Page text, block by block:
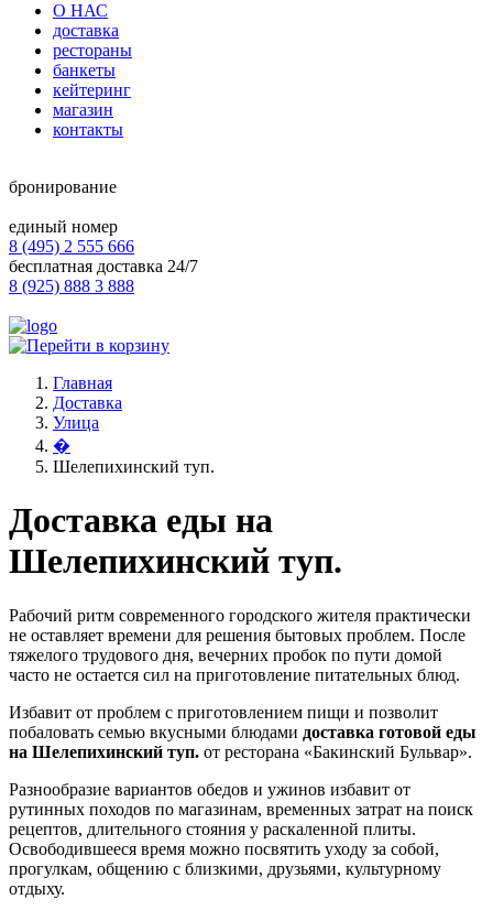
О НАС
доставка
рестораны
банкеты
кейтеринг
магазин
контакты
бронирование
единый номер
8 (495) 2 555 666
бесплатная доставка 24/7
8 (925) 888 3 888
Главная
Доставка
Улица
�
Шелепихинский туп.
Доставка еды на
Шелепихинский туп.
Рабочий ритм современного городского жителя практически
не оставляет времени для решения бытовых проблем. После
тяжелого трудового дня, вечерних пробок по пути домой
часто не остается сил на приготовление питательных блюд.
Избавит от проблем с приготовлением пищи и позволит
побаловать семью вкусными блюдами доставка готовой еды
на Шелепихинский туп. от ресторана «Бакинский Бульвар».
Разнообразие вариантов обедов и ужинов избавит от
рутинных походов по магазинам, временных затрат на поиск
рецептов, длительного стояния у раскаленной плиты.
Освободившееся время можно посвятить уходу за собой,
прогулкам, общению с близкими, друзьями, культурному
отдыху.